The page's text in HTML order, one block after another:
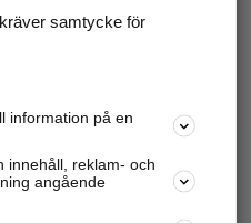
företagsinfo mm.
samtycke för
information på en
innehåll, reklam- och
angående